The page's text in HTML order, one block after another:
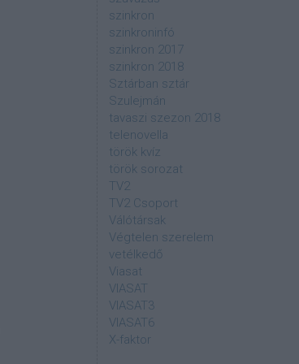
szinkron
szinkroninfó
szinkron 2017
szinkron 2018
Sztárban sztár
Szulejmán
tavaszi szezon 2018
telenovella
török kvíz
török sorozat
TV2
TV2 Csoport
Válótársak
Végtelen szerelem
vetélkedő
Viasat
VIASAT
VIASAT3
VIASAT6
X-faktor